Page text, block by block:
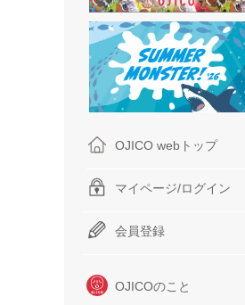
OJICO webトップ
マイページ/ログイン
会員登録
OJICOのこと